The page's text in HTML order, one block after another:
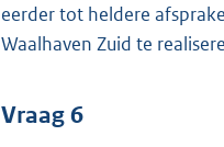
eerder tot heldere
Waalhaven Zuid te
Vraag 6